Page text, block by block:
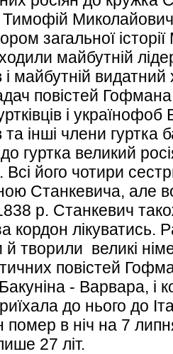
Миколайович
загальної
майбутній
майбутній видатний
повістей
і
та інші члени гуртка
гуртка великий
Всі його чотири
Станкевича, але
р. Станкевич
кордон лікуватись.
творили великі
повістей
- Варвара, і
до нього до
помер в ніч на 7
27 літ.